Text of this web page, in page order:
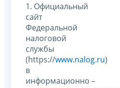
1. Официальный
сайт
Федеральной
налоговой
службы
(https://www.nalog.ru)
в
информационно –